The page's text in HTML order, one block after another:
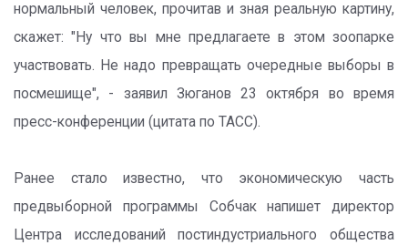
нормальный человек, прочитав и зная реальную картину,
скажет: "Ну что вы мне предлагаете в этом зоопарке
участвовать. Не надо превращать очередные выборы в
посмешище", - заявил Зюганов 23 октября во время
пресс-конференции (цитата по ТАСС).
Ранее стало известно, что экономическую часть
предвыборной программы Собчак напишет директор
Центра исследований постиндустриального общества